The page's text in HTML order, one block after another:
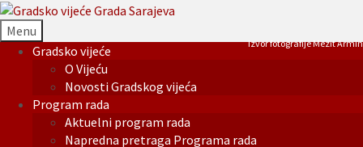
Menu
Gradsko vijeće
O Vijeću
Novosti Gradskog vijeća
Program rada
Aktuelni program rada
Napredna pretraga Programa rada
Izvor fotografije Mezit Armin